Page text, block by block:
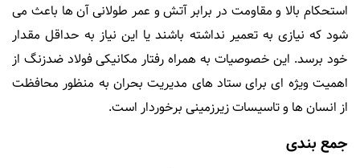
استحکام بالا و مقاومت در برابر آتش و عمر طولانی آن ها باعث می
شود که نیازی به تعمیر نداشته باشند یا این نیاز به حداقل مقدار
خود برسد. این خصوصیات به همراه رفتار مکانیکی فولاد ضدزنگ از
اهمیت ویژه ای برای ستاد های مدیریت بحران به منظور محافظت
از انسان ها و تاسیسات زیرزمینی برخوردار است.
جمع بندی